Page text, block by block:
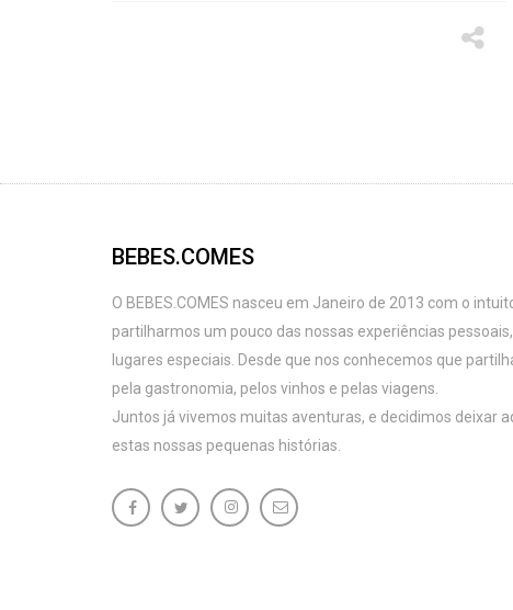
BEBES.COMES
O BEBES.COMES nasceu em Janeiro de 2013 com o
partilharmos um pouco das nossas experiências
lugares especiais. Desde que nos conhecemos que
pela gastronomia, pelos vinhos e pelas viagens.
Juntos já vivemos muitas aventuras, e decidimos deixar
estas nossas pequenas histórias.